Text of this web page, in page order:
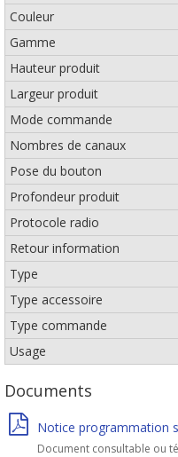
Couleur
Gamme
Hauteur produit
Largeur produit
Mode commande
Nombres de canaux
Pose du bouton
Profondeur produit
Protocole radio
Retour information
Type
Type accessoire
Type commande
Usage
Documents
Notice programmation
Document consultable ou